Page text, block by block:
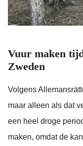
Vuur maken
Zweden
Volgens
maar alleen als dat
een heel droge
maken, omdat de